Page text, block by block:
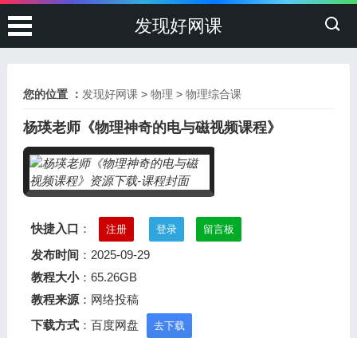
发现好网课
您的位置 ： 发现好网课> 物理 > 物理综合课
杨瑛老师《物理神奇的电与磁视频课程》
快捷入口 ： 注册 登录 留言板
发布时间 ：2025-09-29
教程大小：65.26GB
教程来源：网络投稿
下载方式：百度网盘 去下载